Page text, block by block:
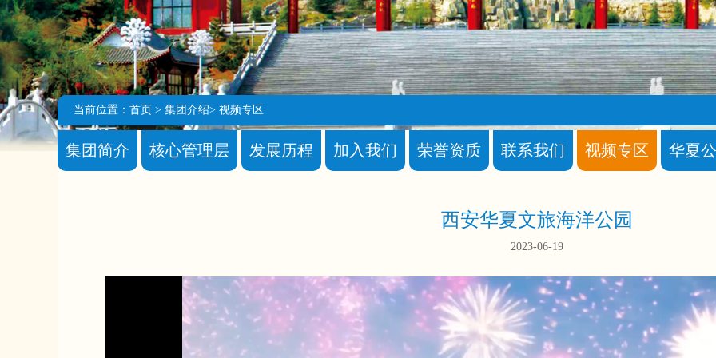
当前位置： 首页 > 集团介绍> 视频专区
集团简介 核心管理层 发展历程 加入我们 荣誉资质 联系我们 视频专区 华夏
西安华夏文旅海洋公园
2023-06-19